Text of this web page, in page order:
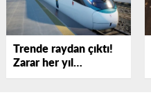
Trende raydan çıktı!
Zarar her yıl
katlanıyor